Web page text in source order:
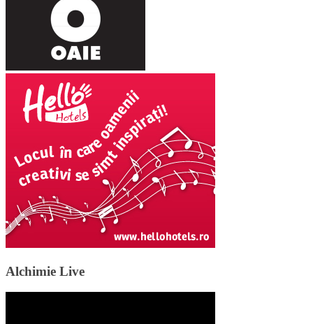
Alchimie Live